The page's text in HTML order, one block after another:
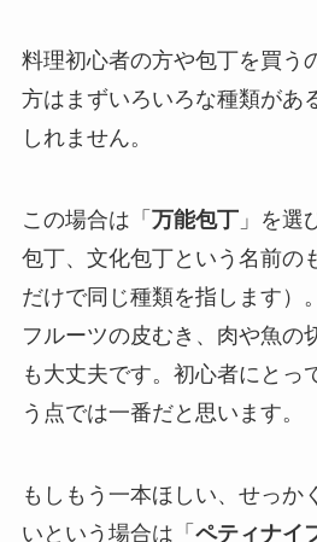
料理初心者の方や包丁を買う
方はまずいろいろな種類があ
しれません。
この場合は「 万能包丁」を選
包丁、文化包丁という名前の
だけで同じ種類を指します）
フルーツの皮むき、肉や魚の
も大丈夫です。初心者にとっ
う点では一番だと思います。
もしもう一本ほしい、せっか
いという場合は「 ペティナイ